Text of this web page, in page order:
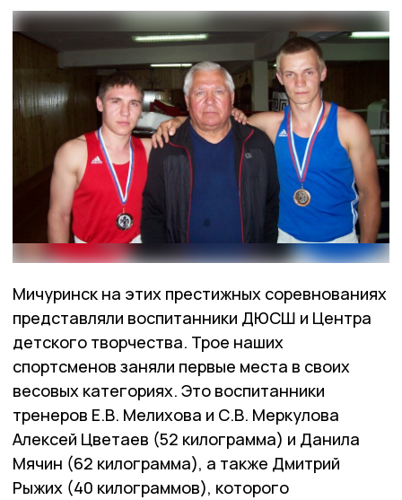
Мичуринск на этих престижных соревнованиях
представляли воспитанники ДЮСШ и Центра
детского творчества. Трое наших
спортсменов заняли первые места в своих
весовых категориях. Это воспитанники
тренеров Е.В. Мелихова и С.В. Меркулова
Алексей Цветаев (52 килограмма) и Данила
Мячин (62 килограмма), а также Дмитрий
Рыжих (40 килограммов), которого